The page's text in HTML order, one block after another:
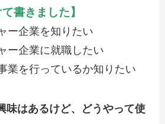
書きました】
ー企業を知りたい
ー企業に就職したい
業を行っているか知りたい
味はあるけど、どうやって使